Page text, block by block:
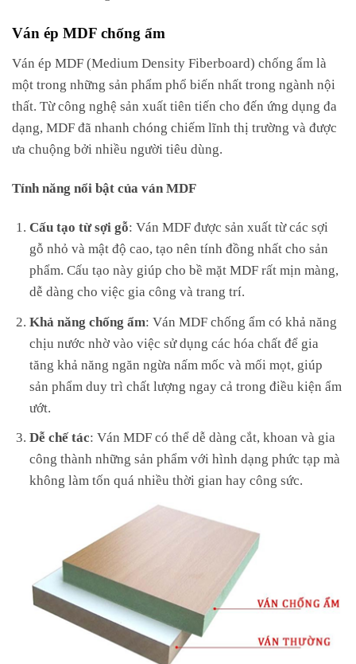
Ván ép MDF chống ẩm
Ván ép MDF (Medium Density Fiberboard) chống ẩm là
một trong những sản phẩm phổ biến nhất trong ngành nội
thất. Từ công nghệ sản xuất tiên tiến cho đến ứng dụng đa
dạng, MDF đã nhanh chóng chiếm lĩnh thị trường và được
ưa chuộng bởi nhiều người tiêu dùng.
Tính năng nổi bật của ván MDF
Cấu tạo từ sợi gỗ: Ván MDF được sản xuất từ các sợi
gỗ nhỏ và mật độ cao, tạo nên tính đồng nhất cho sản
phẩm. Cấu tạo này giúp cho bề mặt MDF rất mịn màng,
dễ dàng cho việc gia công và trang trí.
Khả năng chống ẩm: Ván MDF chống ẩm có khả năng
chịu nước nhờ vào việc sử dụng các hóa chất để gia
tăng khả năng ngăn ngừa nấm mốc và mối mọt, giúp
sản phẩm duy trì chất lượng ngay cả trong điều kiện ẩm
ướt.
Dễ chế tác: Ván MDF có thể dễ dàng cắt, khoan và gia
công thành những sản phẩm với hình dạng phức tạp mà
không làm tốn quá nhiều thời gian hay công sức.